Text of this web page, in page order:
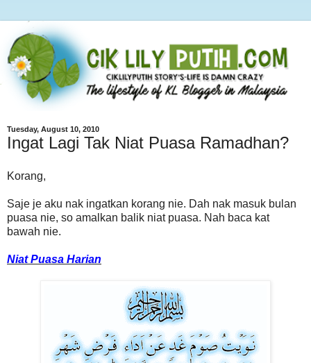
Tuesday, August 10, 2010
Ingat Lagi Tak Niat Puasa Ramadhan?
Korang,
Saje je aku nak ingatkan korang nie. Dah nak masuk bulan
puasa nie, so amalkan balik niat puasa. Nah baca kat
bawah nie.
Niat Puasa Harian